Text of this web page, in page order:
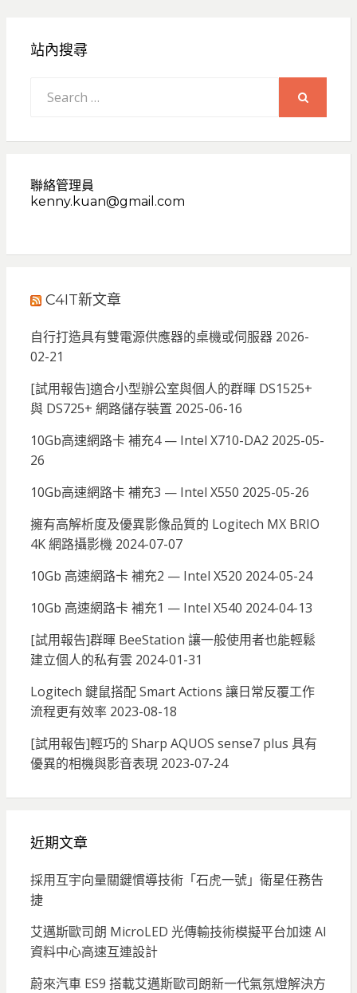
站內搜尋
for:
聯絡管理員
kenny.kuan@gmail.com
C4IT新文章
自行打造具有雙電源供應器的桌機或伺服器 2026-
02-21
[試用報告]適合小型辦公室與個人的群暉 DS1525+
與 DS725+ 網路儲存裝置 2025-06-16
10Gb高速網路卡 補充4 — Intel X710-DA2 2025-05-
26
10Gb高速網路卡 補充3 — Intel X550 2025-05-26
擁有高解析度及優異影像品質的 Logitech MX BRIO
4K 網路攝影機 2024-07-07
10Gb 高速網路卡 補充2 — Intel X520 2024-05-24
10Gb 高速網路卡 補充1 — Intel X540 2024-04-13
[試用報告]群暉 BeeStation 讓一般使用者也能輕鬆
建立個人的私有雲 2024-01-31
Logitech 鍵鼠搭配 Smart Actions 讓日常反覆工作
流程更有效率 2023-08-18
[試用報告]輕巧的 Sharp AQUOS sense7 plus 具有
優異的相機與影音表現 2023-07-24
近期文章
採用互宇向量關鍵慣導技術「石虎一號」衛星任務告
捷
艾邁斯歐司朗 MicroLED 光傳輸技術模擬平台加速 AI
資料中心高速互連設計
蔚來汽車 ES9 搭載艾邁斯歐司朗新一代氣氛燈解決方